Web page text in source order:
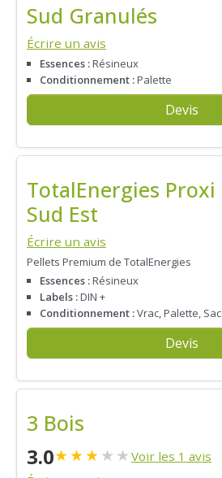
Sud Granulés
Écrire un avis
Essences :Résineux
Conditionnement :Palette
Devis
TotalEnergies Proxi
Sud Est
Écrire un avis
Pellets Premium de TotalEnergies
Essences :Résineux
Labels :DIN +
Conditionnement :Vrac, Palette, Sac
Devis
3 Bois
3.0★★★★ ★ Voir les 1 avis